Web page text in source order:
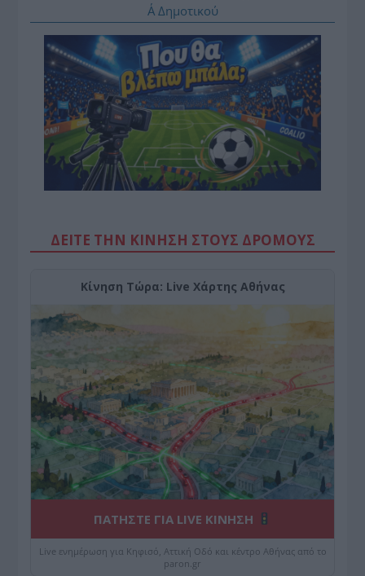
Α΄ Δημοτικού
ΔΕΙΤΕ ΤΗΝ ΚΙΝΗΣΗ ΣΤΟΥΣ ΔΡΌΜΟΥΣ
Κίνηση Τώρα: Live Χάρτης Αθήνας
ΠΑΤΗΣΤΕ ΓΙΑ LIVE ΚΙΝΗΣΗ
Live ενημέρωση για Κηφισό, Αττική Οδό και κέντρο Αθήνας από το
paron.gr